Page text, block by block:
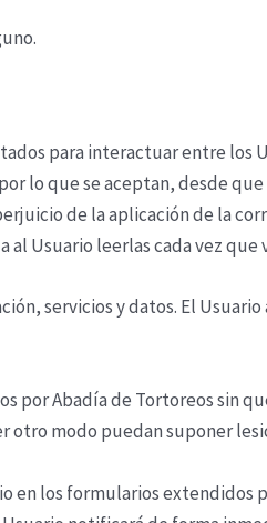
para interactuar entre los
lo que se aceptan, desde
de la aplicación de la
Usuario leerlas cada vez que
servicios y datos. El
porAbadía de Tortoreossin
modo puedan suponer
en los formularios extendidos